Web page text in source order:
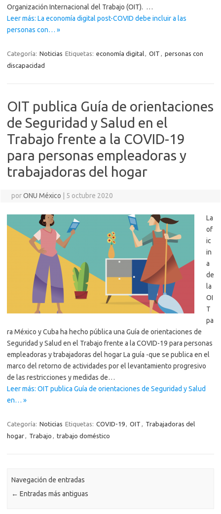
Organización Internacional del Trabajo (OIT). …
Leer más: La economía digital post-COVID debe incluir a las
personas con… »
Categoría: Noticias Etiquetas: economía digital, OIT , personas con
discapacidad
OIT publica Guía de orientaciones
de Seguridad y Salud en el
Trabajo frente a la COVID-19
para personas empleadoras y
trabajadoras del hogar
porONU México 5 octubre 2020
La
of
ic
in
a
de
la
OI
T
pa
ra México y Cuba ha hecho pública una Guía de orientaciones de
Seguridad y Salud en el Trabajo frente a la COVID-19 para personas
empleadoras y trabajadoras del hogar La guía -que se publica en el
marco del retorno de actividades por el levantamiento progresivo
de las restricciones y medidas de…
Leer más: OIT publica Guía de orientaciones de Seguridad y Salud
en… »
Categoría: Noticias Etiquetas: COVID-19, OIT , Trabajadoras del
hogar, Trabajo , trabajo doméstico
Navegación de entradas
← Entradas más antiguas